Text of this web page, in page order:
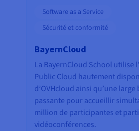
Software as a Service
Sécurité et conformité
BayernCloud
La BayernCloud School
Public Cloud hautement
d’OVHcloud ainsi qu’une large
passante pour accueillir
million de participantes et
vidéoconférences.